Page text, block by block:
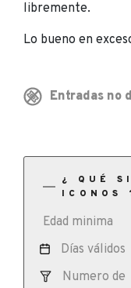
libremente.
Lo bueno en
Entradas no
¿ QUÉ
ICONOS
Edad minima
Días válidos
Numero de